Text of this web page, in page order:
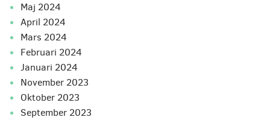
maj 2024
april 2024
mars 2024
februari 2024
januari 2024
november 2023
oktober 2023
september 2023